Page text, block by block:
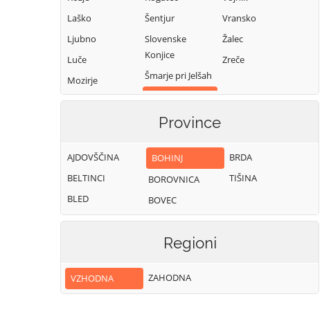
Laško
Ljubno
Luče
Mozirje
Nazarje
Šentjur
Slovenske
Konjice
Šmarje pri Jelšah
Šmartno ob
Vransko
Žalec
Zreče
Province
AJDOVŠČINA
BELTINCI
BLED
BOHINJ
BOROVNICA
BOVEC
BRDA
TIŠINA
Regioni
VZHODNA ZAHODNA